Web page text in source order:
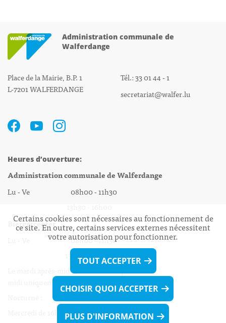
Administration communale de
Walferdange
Place de la Mairie, B.P. 1
L-7201 WALFERDANGE
Tél.: 33 01 44 - 1
secretariat@walfer.lu
Heures d’ouverture:
Administration communale de Walferdange
Lu - Ve 08h00 - 11h30
Biergercenter
Lu - Ve 08h00 - 11h30
13h30 - 16h00
Le mardi après-midi et le vendredi après-
midi uniquement sur Rdv.
Mercredi de 16h00 - 18h45 uniquement sur Rdv
Certains cookies sont nécessaires au fonctionnement de
ce site. En outre, certains services externes nécessitent
votre autorisation pour fonctionner.
TOUT ACCEPTER
CHOISIR QUOI ACCEPTER
PLUS D'INFORMATION